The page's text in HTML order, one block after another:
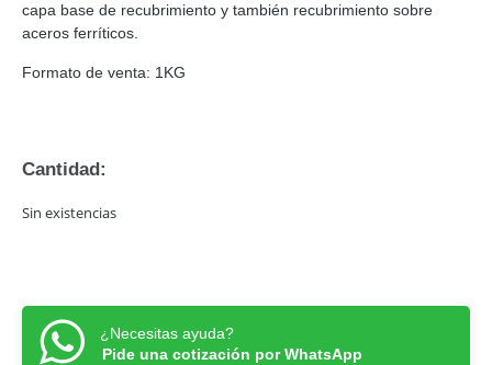
capa base de recubrimiento y también recubrimiento sobre
aceros ferríticos.
Formato de venta: 1KG
Cantidad:
Sin existencias
¿Necesitas ayuda?
Pide una cotización por WhatsApp